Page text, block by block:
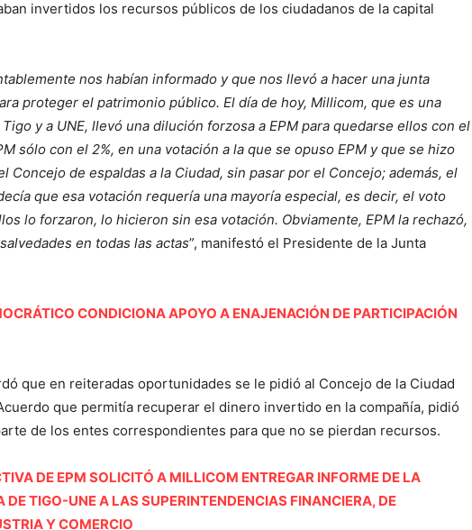
invertidos los recursos públicos de los ciudadanos de la capital
nos habían informado y que nos llevó a hacer una junta
proteger el patrimonio público. El día de hoy, Millicom, que es una
y a UNE, llevó una dilución forzosa a EPM para quedarse ellos con el
sólo con el 2%, en una votación a la que se opuso EPM y que se hizo
Concejo de espaldas a la Ciudad, sin pasar por el Concejo; además, el
que esa votación requería una mayoría especial, es decir, el voto
lo forzaron, lo hicieron sin esa votación. Obviamente, EPM la rechazó,
en todas las actas”, manifestó el Presidente de la Junta
CONDICIONA APOYO A ENAJENACIÓN DE PARTICIPACIÓN
que en reiteradas oportunidades se le pidió al Concejo de la Ciudad
que permitía recuperar el dinero invertido en la compañía, pidió
de los entes correspondientes para que no se pierdan recursos.
DE EPM SOLICITÓ A MILLICOM ENTREGAR INFORME DE LA
DE TIGO-UNE A LAS SUPERINTENDENCIAS FINANCIERA, DE
Y COMERCIO